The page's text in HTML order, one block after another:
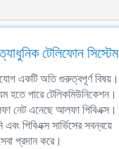
টেলিফোন সিস্টেম
একটি অতি গুরুত্বপূর্ণ বিষয়।
হতে পারে টেলিকমিউনিকেশন।
নেট এনেছে আলফা পিবিএক্স।
পিবিএক্স সার্ভিসের সবন্বয়ে
প্রদান করে।